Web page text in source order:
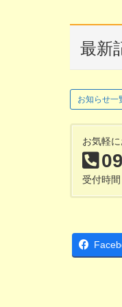
最新
お知らせ一
お気軽
受付時